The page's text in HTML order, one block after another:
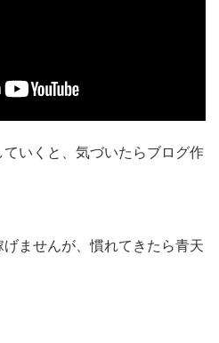
いくと、気づいたらブログ作
ませんが、慣れてきたら青天